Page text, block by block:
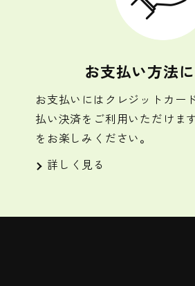
お支払い方法
お支払いにはクレジットカード
払い決済をご利用いただけま
をお楽しみください。
詳しく見る